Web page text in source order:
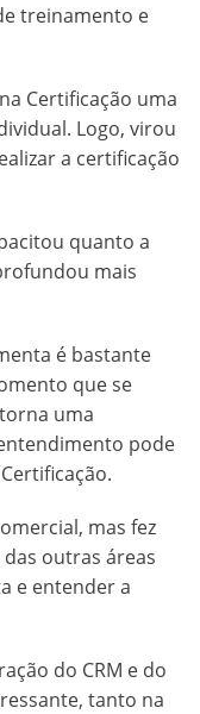
treinamento e
Certificação uma
Logo, virou
a certificação
quanto a
mais
é bastante
que se
uma
pode
mas fez
outras áreas
e entender a
do CRM e do
tanto na